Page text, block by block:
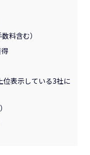
料含む）
表示している3社に